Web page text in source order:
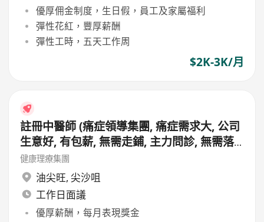
優厚佣金制度，生日假，員工及家屬福利
彈性花紅，豐厚薪酬
彈性工時，五天工作周
$2K-3K/月
註冊中醫師 (痛症領導集團, 痛症需求大, 公司
生意好, 有包薪, 無需走鋪, 主力問診, 無需落
針及銷售, 團隊分工專業, 公司重視中醫學術)
健康理療集團
油尖旺, 尖沙咀
工作日面議
優厚薪酬，每月表現獎金